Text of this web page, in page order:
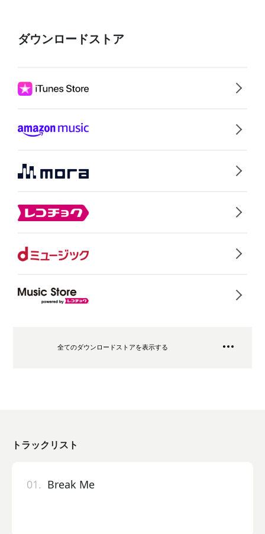
ダウンロードストア
全てのダウンロードストアを表示する
トラックリスト
01. Break Me